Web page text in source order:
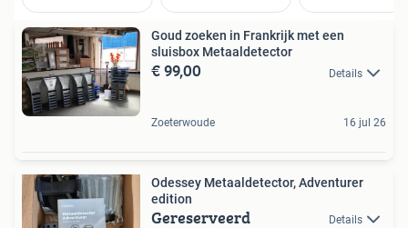
Goud zoeken in Frankrijk met een
sluisbox Metaaldetector
€ 99,00 Details
Zoeterwoude 16 jul 26
Odessey Metaaldetector, Adventurer
edition
Gereserveerd Details